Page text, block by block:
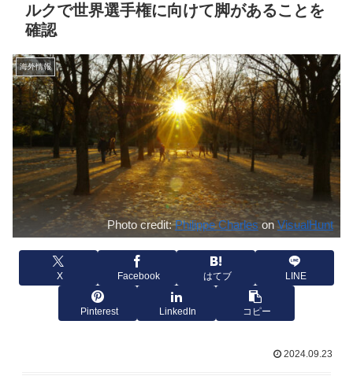
ルクで世界選手権に向けて脚があることを
確認
海外情報
Photo credit:Philippe Charles onVisualHunt
X Facebook はてブ LINE
Pinterest LinkedIn コピー
2024.09.23